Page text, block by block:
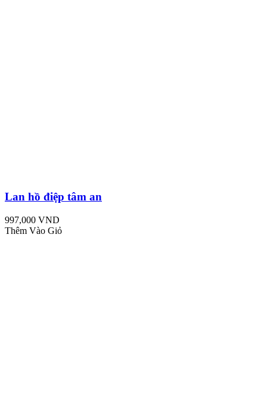
Lan hồ điệp tâm an
997,000 VND
Thêm Vào Giỏ